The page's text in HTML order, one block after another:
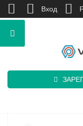
Вход